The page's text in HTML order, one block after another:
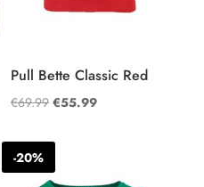
Pull Bette Classic Red
€69.99 Oorspronkelijke
was:
€69.99.
€55.99Huidige
-20%